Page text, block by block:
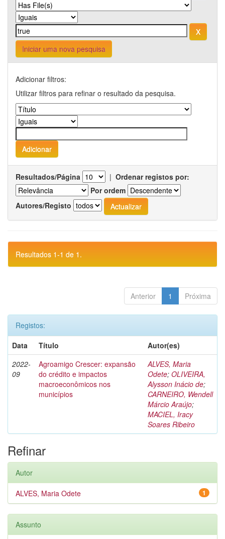
Iniciar uma nova pesquisa
Adicionar filtros:
Utilizar filtros para refinar o resultado da pesquisa.
Resultados/Página | Ordenar registos por:
Por ordem
Autores/Registo
Resultados 1-1 de 1.
Anterior 1 Próxima
Registos:
Data
Título
Autor(es)
2022-
09
Agroamigo Crescer: expansão
do crédito e impactos
macroeconômicos nos
municípios
ALVES, Maria
Odete; OLIVEIRA,
Alysson Inácio de;
CARNEIRO, Wendell
Márcio Araújo;
MACIEL, Iracy
Soares Ribeiro
Refinar
Autor
1
ALVES, Maria Odete
Assunto